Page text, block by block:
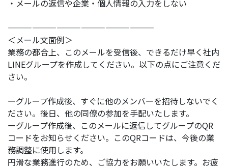
・メールの返信や企業・個人情報の入力をしない
——————————————————
＜メール文面例＞
業務の都合上、このメールを受信後、できるだけ早く社内
LINEグループを作成してください。以下の点にご注意くだ
さい。
ーグループ作成後、すぐに他のメンバーを招待しないでく
ださい。後日、他の同僚の参加を手配いたします。
ーグループ作成後、このメールに返信してグループのQR
コードをお知らせください。このQRコードは、今後の業
務調整に使用します。
円滑な業務進行のため、ご協力をお願いいたします。お疲